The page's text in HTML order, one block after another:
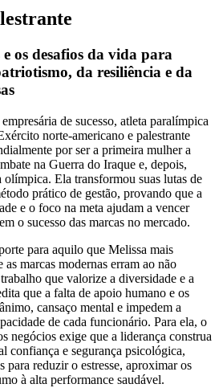
os desafios da vida para
da resiliência e da
de sucesso, atleta paralímpica
norte-americano e palestrante
por ser a primeira mulher a
na Guerra do Iraque e, depois,
olímpica. Ela transformou suas lutas de
prático de gestão, provando que a
e o foco na meta ajudam a vencer
o sucesso das marcas no mercado.
para aquilo que Melissa mais
marcas modernas erram ao não
que valorize a diversidade e a
que a falta de apoio humano e os
cansaço mental e impedem a
de cada funcionário. Para ela, o
negócios exige que a liderança construa
confiança e segurança psicológica,
para reduzir o estresse, aproximar os
à alta performance saudável.